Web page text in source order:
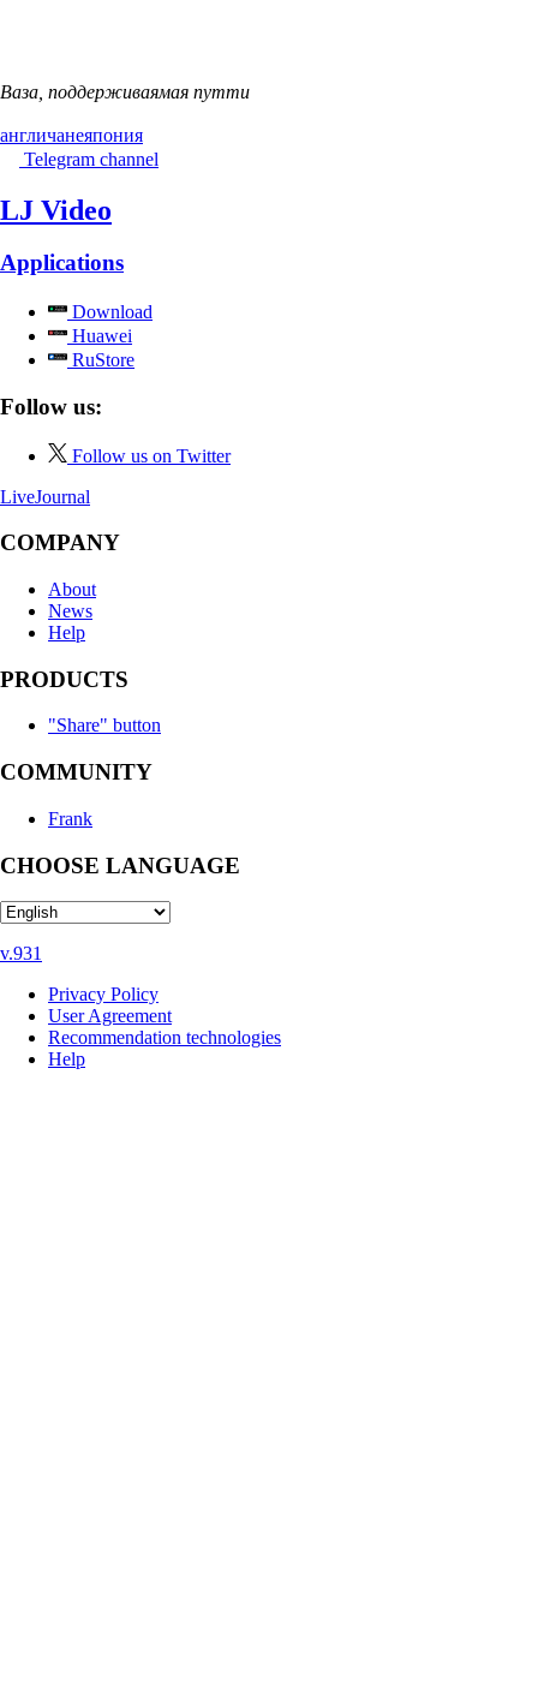
Ваза, поддерживаямая путти
англичанеяпония
Telegram channel
LJ Video
Applications
Download
Huawei
RuStore
Follow us:
Follow us on Twitter
LiveJournal
COMPANY
About
News
Help
PRODUCTS
"Share" button
COMMUNITY
Frank
CHOOSE LANGUAGE
v.931
Privacy Policy
User Agreement
Recommendation technologies
Help